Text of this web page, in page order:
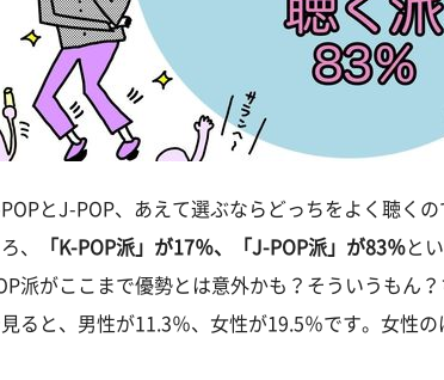
POPとJ-POP、あえて選ぶならどっちをよく聴く
、
「K-POP派」が17％、「J-POP派」が83％と
派がここまで優勢とは意外かも？そういうもん
ると、男性が11.3％、女性が19.5％です。女性の